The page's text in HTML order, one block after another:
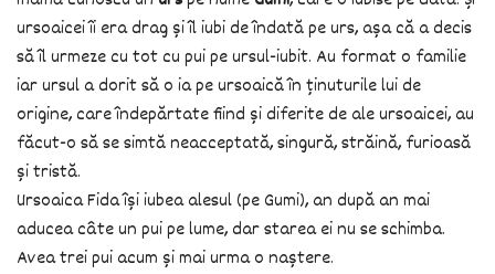
ursoaicei îi era drag și îl iubi de îndată pe urs, așa că a decis
să îl urmeze cu tot cu pui pe ursul-iubit. Au format o familie
iar ursul a dorit să o ia pe ursoaică în ținuturile lui de
origine, care îndepărtate fiind și diferite de ale ursoaicei, au
făcut-o să se simtă neacceptată, singură, străină, furioasă
și tristă.
Ursoaica Fida își iubea alesul (pe Gumi), an după an mai
aducea câte un pui pe lume, dar starea ei nu se schimba.
Avea trei pui acum și mai urma o naștere.